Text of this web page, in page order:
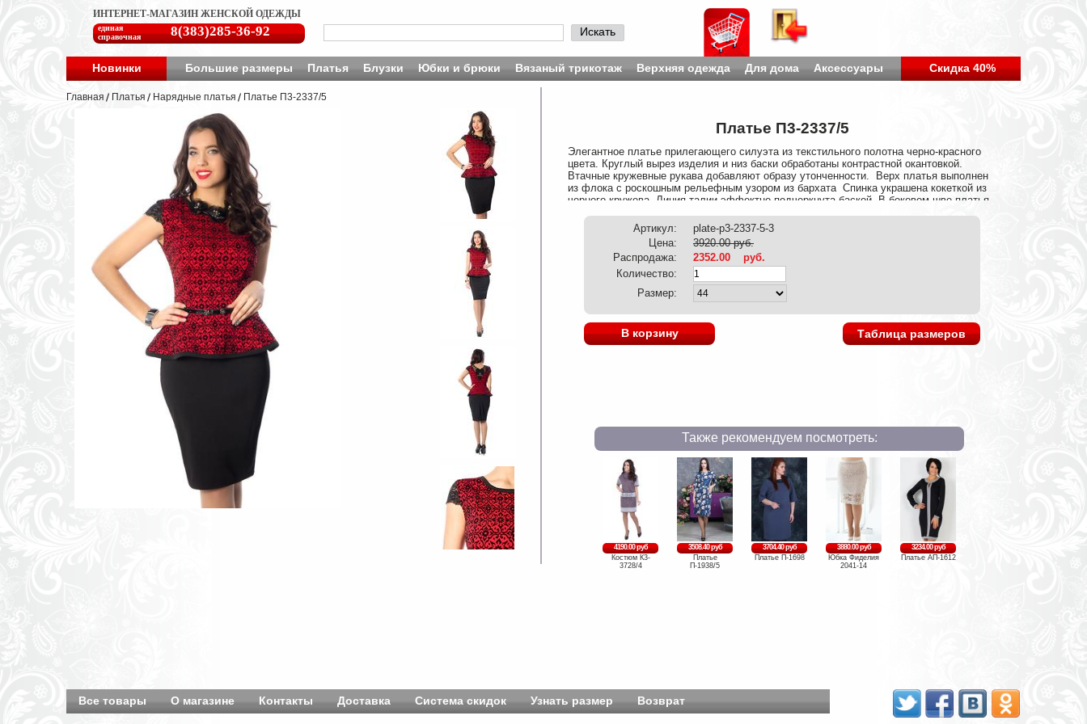
ИНТЕРНЕТ-МАГАЗИН ЖЕНСКОЙ ОДЕЖДЫ
единая
справочная
8(383)285-36-92 Искать
Новинки Большие размеры Платья Блузки Юбки и брюки Вязаный трикотаж Верхняя одежда Для дома Аксессуары Скидка 40%
Главная Платья Нарядные платья Платье П3-2337/5
Платье П3-2337/5
Элегантное платье прилегающего силуэта из текстильного полотна черно-красного
цвета. Круглый вырез изделия и низ баски обработаны контрастной окантовкой.
Втачные кружевные рукава добавляют образу утонченности. Верх платья выполнен
из флока с роскошным рельефным узором из бархата Спинка украшена кокеткой из
черного кружева. Линия талии эффектно подчеркнута баской. В боковом шве платья
образ с этим платьем, дополнив его ремнем. Аксессуары в комплект не входят.
Длина изделия по спинке от плечевого шва до низа изделия — 98 см.
Полуприлегающее
Артикул:
plate-p3-2337-5-3
Цена:
3920.00 руб.
Распродажа:
2352.00
руб.
Количество:
Размер:
В корзину Таблица размеров
Также рекомендуем посмотреть:
4190.00 руб
Костюм К3-
3728/4
3508.40 руб
Платье
П-1938/5
3704.40 руб
Платье П-1698
3880.00 руб
Юбка Фиделия
2041-14
3234.00 руб
Платье АП-1612
Все товары О магазине Контакты Доставка Система скидок Узнать размер Возврат